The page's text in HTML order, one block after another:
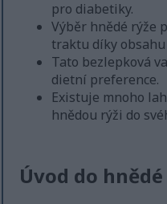
pro diabetiky.
Výběr hnědé rýže
traktu díky
Tato bezlepková
dietní preference.
Existuje mnoho
hnědou rýži do
Úvod do